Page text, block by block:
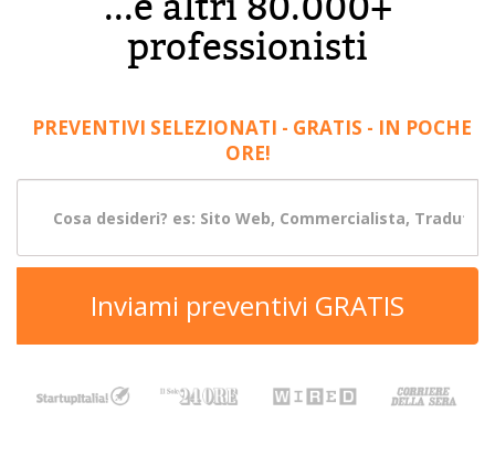
professionisti
PREVENTIVI SELEZIONATI - GRATIS - IN POCHE
ORE!
Inviami preventivi GRATIS